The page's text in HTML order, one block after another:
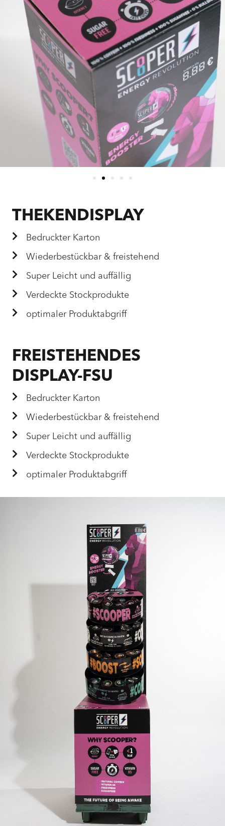
THEKENDISPLAY
Bedruckter Karton
Wiederbestückbar & freistehend
Super Leicht und auffällig
Verdeckte Stockprodukte
optimaler Produktabgriff
FREISTEHENDES
DISPLAY-FSU
Bedruckter Karton
Wiederbestückbar & freistehend
Super Leicht und auffällig
Verdeckte Stockprodukte
optimaler Produktabgriff